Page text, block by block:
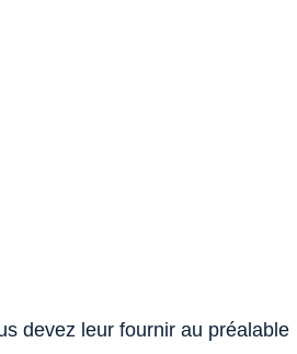
devez leur fournir au préalable